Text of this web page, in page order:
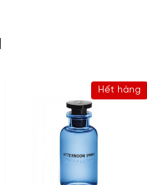
Hết hàng